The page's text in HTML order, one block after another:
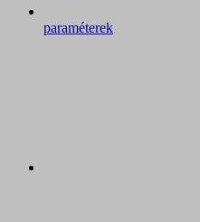
paraméterek